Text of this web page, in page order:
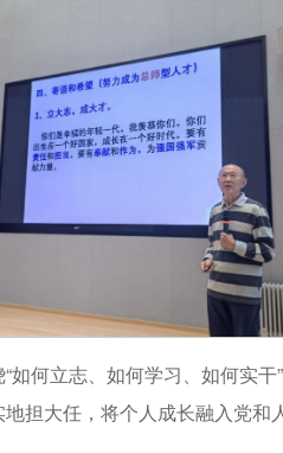
何立志、如何学习、如何实
担大任，将个人成长融入党